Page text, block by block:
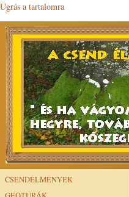
Ugrás a tartalomra
CSENDÉLMÉNYEK